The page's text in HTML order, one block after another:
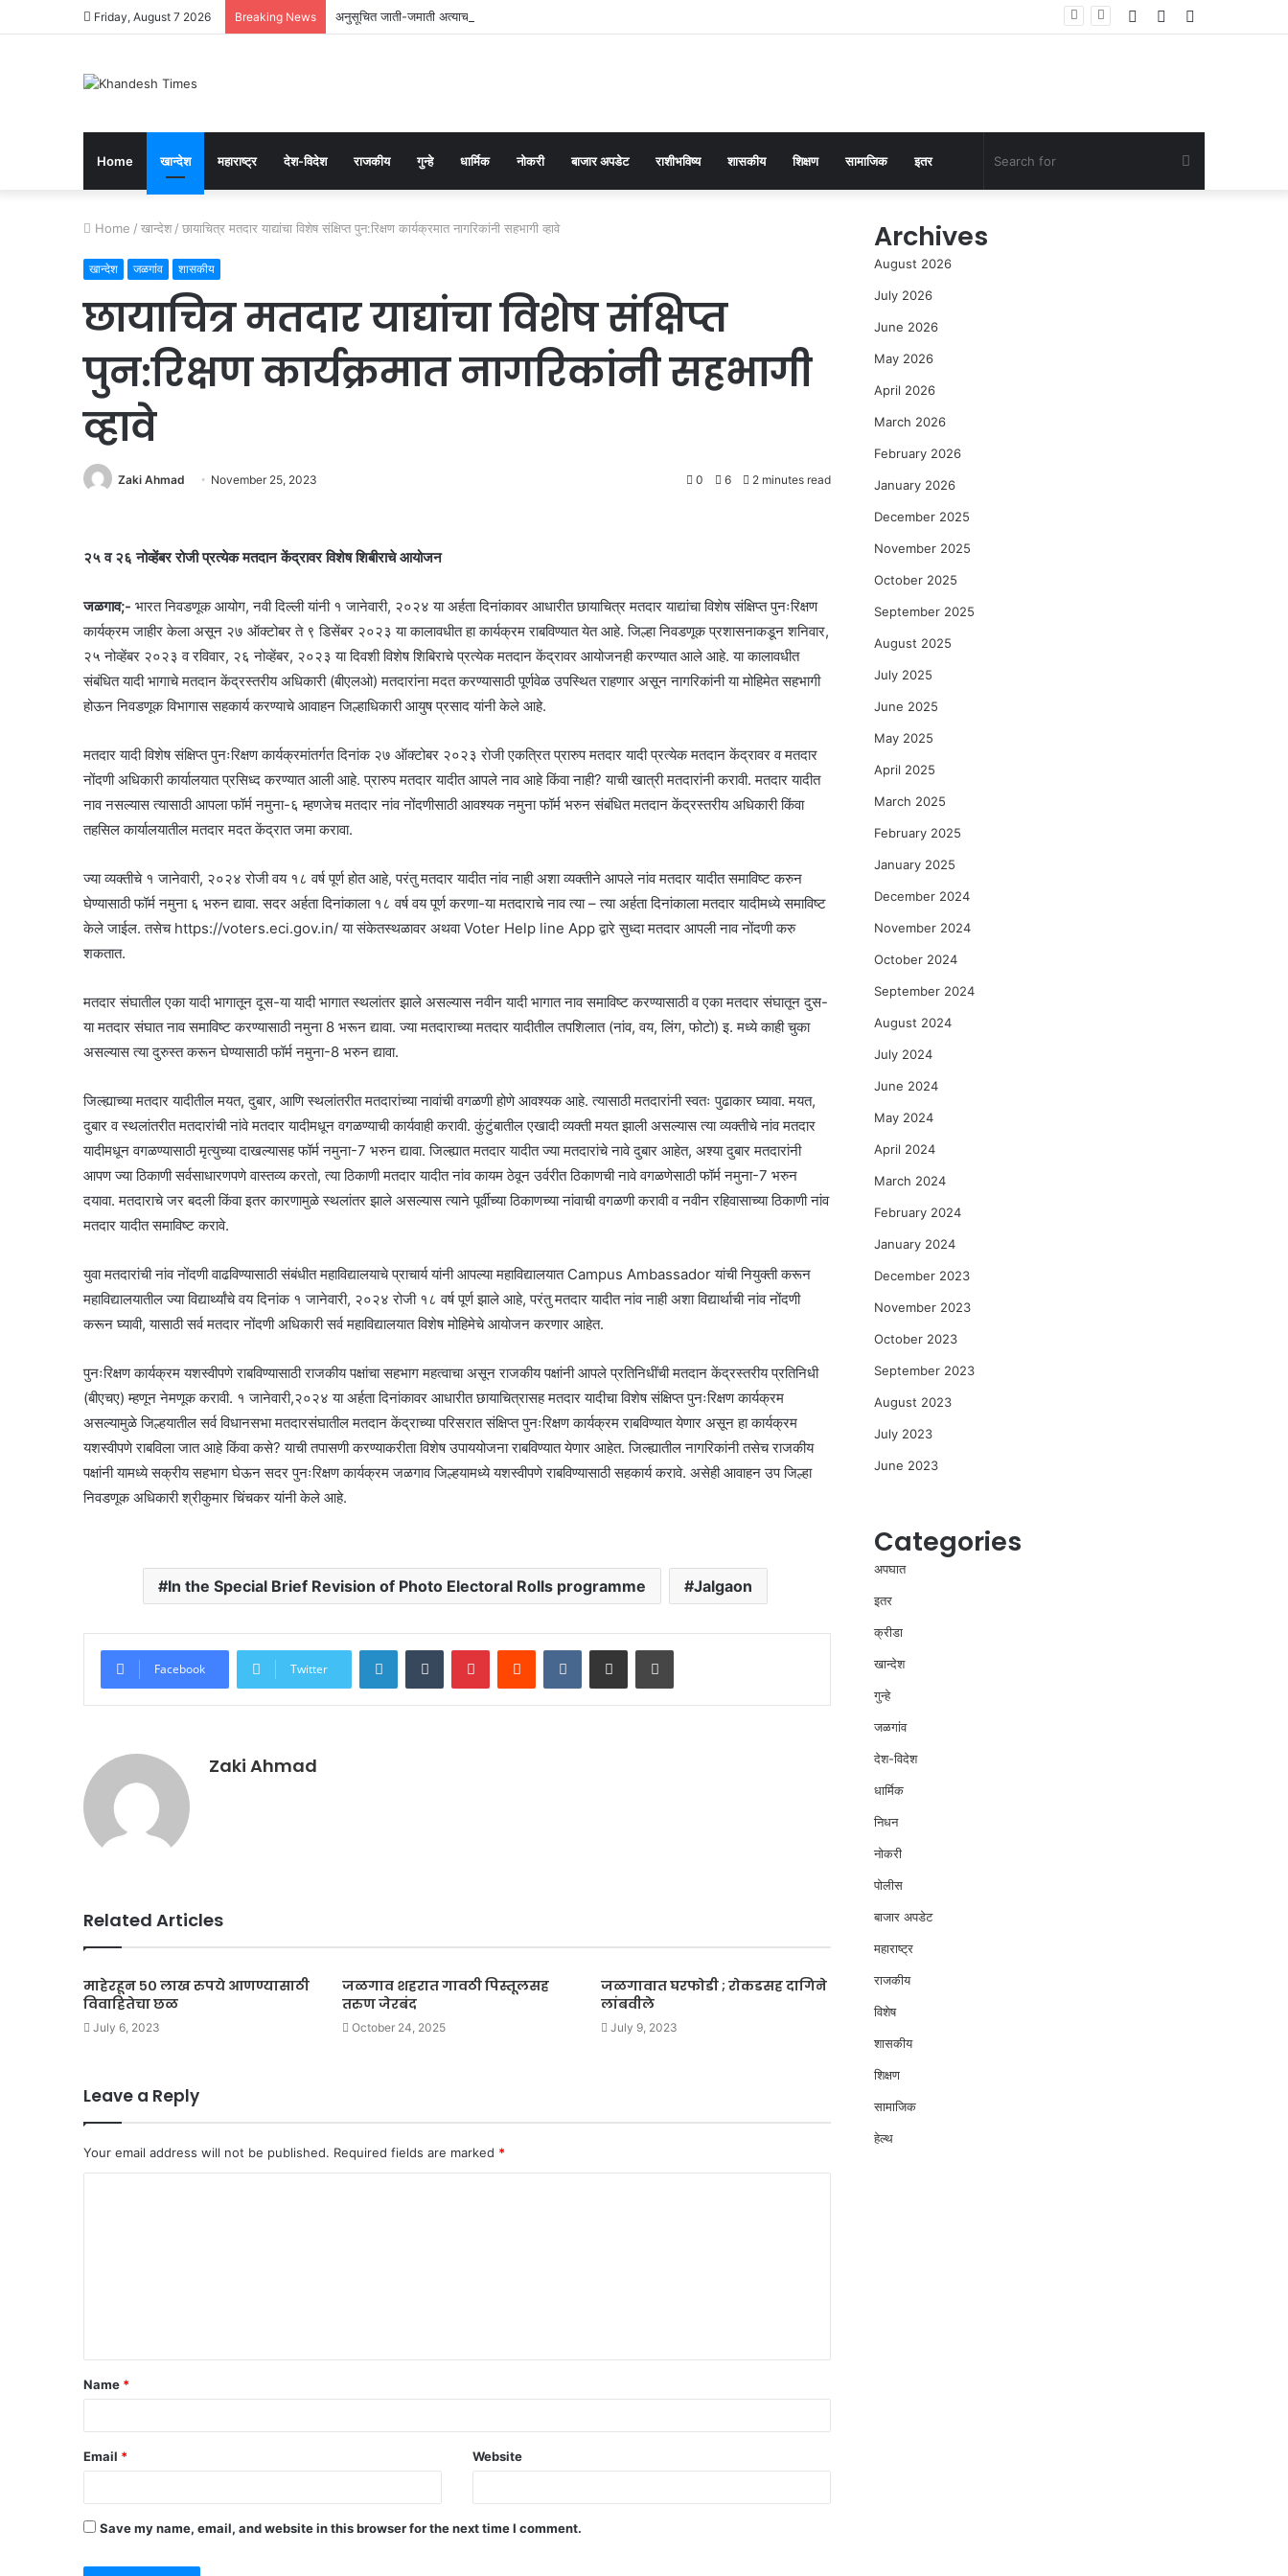
Friday, August 7 2026 Breaking News अनुसूचित जाती-जमाती अत्याचार प्रतिबंधक कायद्याच्या प्रभावी अंमलबजावणीसाठी १२५ पोलीस पाटलांची कार्यशाळा
Random
Log
Home खान्देश महाराष्ट्र देश-विदेश राजकीय गुन्हे धार्मिक नोकरी बाजार अपडेट राशीभविष्य शासकीय शिक्षण सामाजिक इतर Search
Home / खान्देश / छायाचित्र मतदार याद्यांचा विशेष संक्षिप्त पुन:रिक्षण कार्यक्रमात नागरिकांनी सहभागी व्हावे
खान्देश जळगांव शासकीय
छायाचित्र मतदार याद्यांचा विशेष संक्षिप्त
पुन:रिक्षण कार्यक्रमात नागरिकांनी सहभागी
व्हावे
Zaki Ahmad November 25, 2023 0 6 2 minutes read
२५ व २६ नोव्हेंबर रोजी प्रत्येक मतदान केंद्रावर विशेष शिबीराचे आयोजन
जळगाव;- भारत निवडणूक आयोग, नवी दिल्ली यांनी १ जानेवारी, २०२४ या अर्हता दिनांकावर आधारीत छायाचित्र मतदार याद्यांचा विशेष संक्षिप्त पुनःरिक्षण
कार्यक्रम जाहीर केला असून २७ ऑक्टोबर ते ९ डिसेंबर २०२३ या कालावधीत हा कार्यक्रम राबविण्यात येत आहे. जिल्हा निवडणूक प्रशासनाकडून शनिवार,
२५ नोव्हेंबर २०२३ व रविवार, २६ नोव्हेंबर, २०२३ या दिवशी विशेष शिबिराचे प्रत्येक मतदान केंद्रावर आयोजनही करण्यात आले आहे. या कालावधीत
संबंधित यादी भागाचे मतदान केंद्रस्तरीय अधिकारी (बीएलओ) मतदारांना मदत करण्यासाठी पूर्णवेळ उपस्थित राहणार असून नागरिकांनी या मोहिमेत सहभागी
होऊन निवडणूक विभागास सहकार्य करण्याचे आवाहन जिल्हाधिकारी आयुष प्रसाद यांनी केले आहे.
मतदार यादी विशेष संक्षिप्त पुनःरिक्षण कार्यक्रमांतर्गत दिनांक २७ ऑक्टोबर २०२३ रोजी एकत्रित प्रारुप मतदार यादी प्रत्येक मतदान केंद्रावर व मतदार
नोंदणी अधिकारी कार्यालयात प्रसिध्द करण्यात आली आहे. प्रारुप मतदार यादीत आपले नाव आहे किंवा नाही? याची खात्री मतदारांनी करावी. मतदार यादीत
नाव नसल्यास त्यासाठी आपला फॉर्म नमुना-६ म्हणजेच मतदार नांव नोंदणीसाठी आवश्यक नमुना फॉर्म भरुन संबंधित मतदान केंद्रस्तरीय अधिकारी किंवा
तहसिल कार्यालयातील मतदार मदत केंद्रात जमा करावा.
ज्या व्यक्तीचे १ जानेवारी, २०२४ रोजी वय १८ वर्ष पूर्ण होत आहे, परंतु मतदार यादीत नांव नाही अशा व्यक्तीने आपले नांव मतदार यादीत समाविष्ट करुन
घेण्यासाठी फॉर्म नमुना ६ भरुन द्यावा. सदर अर्हता दिनांकाला १८ वर्ष वय पूर्ण करणा-या मतदाराचे नाव त्या – त्या अर्हता दिनांकाला मतदार यादीमध्ये समाविष्ट
केले जाईल. तसेच https://voters.eci.gov.in/ या संकेतस्थळावर अथवा Voter Help line App द्वारे सुध्दा मतदार आपली नाव नोंदणी करु
शकतात.
मतदार संघातील एका यादी भागातून दूस-या यादी भागात स्थलांतर झाले असल्यास नवीन यादी भागात नाव समाविष्ट करण्यासाठी व एका मतदार संघातून दुस-
या मतदार संघात नाव समाविष्ट करण्यासाठी नमुना 8 भरून द्यावा. ज्या मतदाराच्या मतदार यादीतील तपशिलात (नांव, वय, लिंग, फोटो) इ. मध्ये काही चुका
असल्यास त्या दुरुस्त करून घेण्यासाठी फॉर्म नमुना-8 भरुन द्यावा.
जिल्ह्याच्या मतदार यादीतील मयत, दुबार, आणि स्थलांतरीत मतदारांच्या नावांची वगळणी होणे आवश्यक आहे. त्यासाठी मतदारांनी स्वतः पुढाकार घ्यावा. मयत,
दुबार व स्थलांतरीत मतदारांची नांवे मतदार यादीमधून वगळण्याची कार्यवाही करावी. कुंटुंबातील एखादी व्यक्ती मयत झाली असल्यास त्या व्यक्तीचे नांव मतदार
यादीमधून वगळण्यासाठी मृत्युच्या दाखल्यासह फॉर्म नमुना-7 भरुन द्यावा. जिल्ह्यात मतदार यादीत ज्या मतदारांचे नावे दुबार आहेत, अश्या दुबार मतदारांनी
आपण ज्या ठिकाणी सर्वसाधारणपणे वास्तव्य करतो, त्या ठिकाणी मतदार यादीत नांव कायम ठेवून उर्वरीत ठिकाणची नावे वगळणेसाठी फॉर्म नमुना-7 भरुन
दयावा. मतदाराचे जर बदली किंवा इतर कारणामुळे स्थलांतर झाले असल्यास त्याने पूर्वीच्या ठिकाणच्या नांवाची वगळणी करावी व नवीन रहिवासाच्या ठिकाणी नांव
मतदार यादीत समाविष्ट करावे.
युवा मतदारांची नांव नोंदणी वाढविण्यासाठी संबंधीत महाविद्यालयाचे प्राचार्य यांनी आपल्या महाविद्यालयात Campus Ambassador यांची नियुक्ती करून
महाविद्यालयातील ज्या विद्यार्थ्यांचे वय दिनांक १ जानेवारी, २०२४ रोजी १८ वर्ष पूर्ण झाले आहे, परंतु मतदार यादीत नांव नाही अशा विद्यार्थाची नांव नोंदणी
करून घ्यावी, यासाठी सर्व मतदार नोंदणी अधिकारी सर्व महाविद्यालयात विशेष मोहिमेचे आयोजन करणार आहेत.
पुनःरिक्षण कार्यक्रम यशस्वीपणे राबविण्यासाठी राजकीय पक्षांचा सहभाग महत्वाचा असून राजकीय पक्षांनी आपले प्रतिनिधींची मतदान केंद्रस्तरीय प्रतिनिधी
(बीएचए) म्हणून नेमणूक करावी. १ जानेवारी,२०२४ या अर्हता दिनांकावर आधारीत छायाचित्रासह मतदार यादीचा विशेष संक्षिप्त पुनःरिक्षण कार्यक्रम
असल्यामुळे जिल्हयातील सर्व विधानसभा मतदारसंघातील मतदान केंद्राच्या परिसरात संक्षिप्त पुनःरिक्षण कार्यक्रम राबविण्यात येणार असून हा कार्यक्रम
यशस्वीपणे राबविला जात आहे किंवा कसे? याची तपासणी करण्याकरीता विशेष उपाययोजना राबविण्यात येणार आहेत. जिल्ह्यातील नागरिकांनी तसेच राजकीय
पक्षांनी यामध्ये सक्रीय सहभाग घेऊन सदर पुनःरिक्षण कार्यक्रम जळगाव जिल्हयामध्ये यशस्वीपणे राबविण्यासाठी सहकार्य करावे. असेही आवाहन उप जिल्हा
निवडणूक अधिकारी श्रीकुमार चिंचकर यांनी केले आहे.
In the Special Brief Revision of Photo Electoral Rolls programme Jalgaon
Facebook Twitter
LinkedInTumblr PinterestReddit VKontakteShare via Email Print
Zaki Ahmad
Related Articles
माहेरहून ५० लाख रुपये आणण्यासाठी
विवाहितेचा छळ
July 6, 2023
जळगाव शहरात गावठी पिस्तूलसह
तरुण जेरबंद
October 24, 2025
जळगावात घरफोडी ; रोकडसह दागिने
लांबवीले
July 9, 2023
Leave a Reply
Your email address will not be published. Required fields are marked *
t
*
Name *
Email * Website
Save my name, email, and website in this browser for the next time I comment.
Archives
August 2026
July 2026
June 2026
May 2026
April 2026
March 2026
February 2026
January 2026
December 2025
November 2025
October 2025
September 2025
August 2025
July 2025
June 2025
May 2025
April 2025
March 2025
February 2025
January 2025
December 2024
November 2024
October 2024
September 2024
August 2024
July 2024
June 2024
May 2024
April 2024
March 2024
February 2024
January 2024
December 2023
November 2023
October 2023
September 2023
August 2023
July 2023
June 2023
Categories
अपघात
इतर
क्रीडा
खान्देश
गुन्हे
जळगांव
देश-विदेश
धार्मिक
निधन
नोकरी
पोलीस
बाजार अपडेट
महाराष्ट्र
राजकीय
विशेष
शासकीय
शिक्षण
सामाजिक
हेल्थ